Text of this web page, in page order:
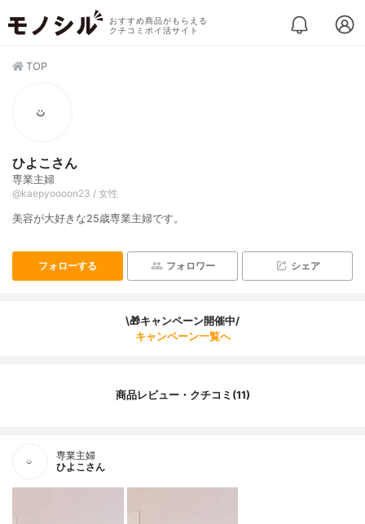
おすすめ商品がもらえる
クチコミポイ活サイト
TOP
ひよこさん
専業主婦
@kaepyoooon23 / 女性
美容が大好きな25歳専業主婦です。
フォローする フォロワー シェア
\🎁キャンペーン開催中/
キャンペーン一覧へ
商品レビュー・クチコミ(11)
専業主婦
ひよこさん